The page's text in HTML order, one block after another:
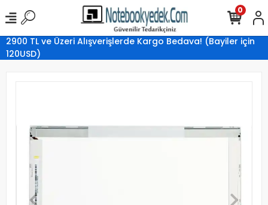
2900 TL ve Üzeri Alışverişlerde Kargo Bedava! (Bayiler için
120USD)
0